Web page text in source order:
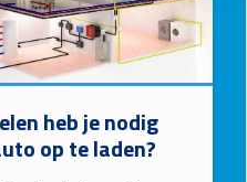
heb je nodig
op te laden?